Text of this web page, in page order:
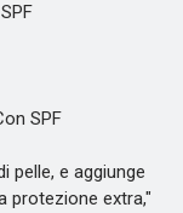
SPF
e aggiunge
protezione extra,"